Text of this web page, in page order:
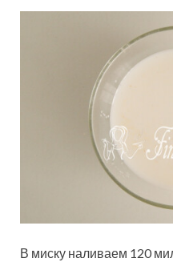
В миску наливаем 120